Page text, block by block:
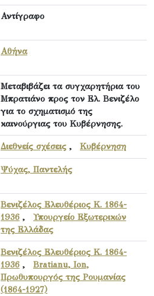
Αντίγραφο
Αθήνα
Μεταβιβάζει τα συγχαρητήρια του
Μπρατιάνο προς τον Ελ. Βενιζέλο
για το σχηματισμό της
καινούργιας του Κυβέρνησης.
Διεθνείς σχέσεις , Κυβέρνηση
Ψύχας, Παντελής
Βενιζέλος Ελευθέριος Κ. 1864-
1936 , Υπουργείο Εξωτερικών
της Ελλάδας
Βενιζέλος Ελευθέριος Κ. 1864-
1936 , Bratianu, Ion,
Πρωθυπουργός της Ρουμανίας
(1864-1927)